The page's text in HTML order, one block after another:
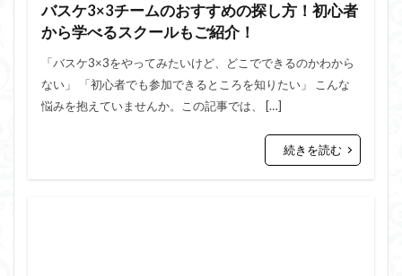
バスケ3×3チームのおすすめの探し方！初心者
から学べるスクールもご紹介！
「バスケ3×3をやってみたいけど、どこでできるのかわから
ない」 「初心者でも参加できるところを知りたい」 こんな
悩みを抱えていませんか。この記事では、 […]
続きを読む